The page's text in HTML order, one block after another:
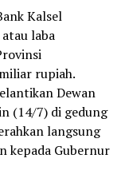
Kalsel
laba
rupiah.
Dewan
(14/7) di gedung
langsung
kepada Gubernur